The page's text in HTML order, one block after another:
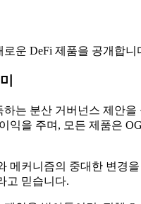
운 DeFi 제품을 공개합
는 분산 거버넌스 제안
익을 주며, 모든 제품은
메커니즘의 중대한 변경
고 믿습니다.